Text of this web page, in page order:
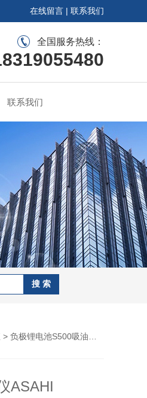
在线留言 | 联系我们
全国服务热线：
联系我们
> 负极锂电池S500吸油值测试仪ASAHI
ASAHI